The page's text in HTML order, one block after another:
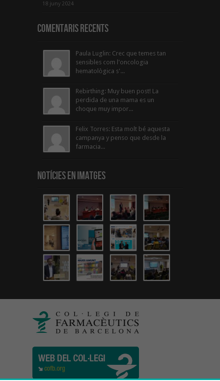
18 juny 2024
Comentaris Recents
Paula Luglin: Crec que temes tan
sensibles com l'oncologia
hematològica s'...
Rebirthing: Muy buen post! La
perdida de una mama es un
choque muy impor...
Felix Torres: Esta molt bé aquesta
campanya y penso que desde la
farmacia...
Notícies en Imatges